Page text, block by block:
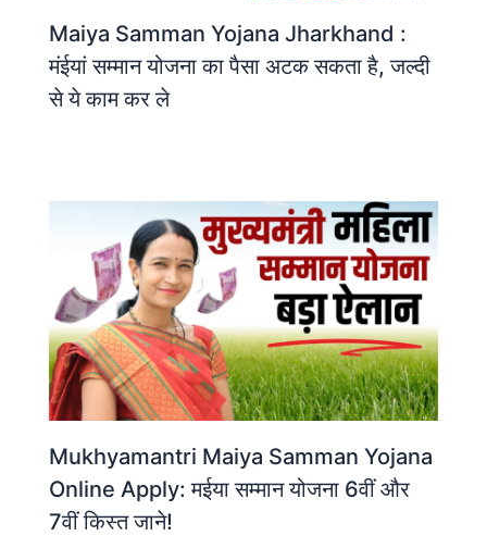
Maiya Samman Yojana Jharkhand :
मंईयां सम्मान योजना का पैसा अटक सकता है, जल्दी
से ये काम कर ले
Mukhyamantri Maiya Samman Yojana
Online Apply: मईया सम्मान योजना 6वीं और
7वीं किस्त जाने!